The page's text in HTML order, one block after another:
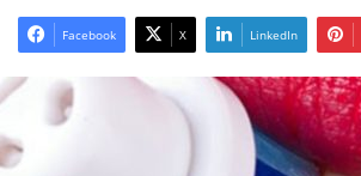
posta
Facebook X LinkedIn